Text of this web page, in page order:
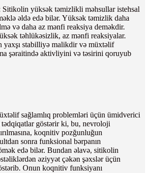
yüksək təmizlikli məhsullar istehsal
əldə edə bilər. Yüksək təmizlik daha
və daha az mənfi reaksiya deməkdir.
təhlükəsizlik, az mənfi reaksiyalar.
stabilliyə malikdir və müxtəlif
şəraitində aktivliyini və təsirini qoruyub
sağlamlıq problemləri üçün ümidverici
göstərir ki, bu, nevroloji
koqnitiv pozğunluğun
sonra funksional bərpanın
edə bilər. Bundan əlavə, sitikolin
əziyyət çəkən şəxslər üçün
Onun koqnitiv funksiyanı